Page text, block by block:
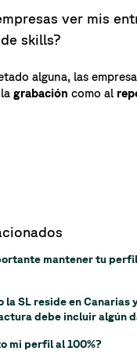
ver mis
skills?
alguna, las
grabación como al
mantener tu
la SL reside en Canarias
debe incluir algún
mi perfil al 100%?